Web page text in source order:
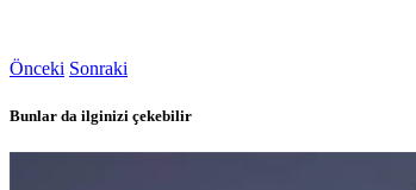
Önceki Sonraki
Bunlar da ilginizi çekebilir